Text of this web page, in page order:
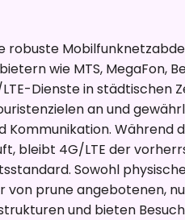
robuste
wie MTS, MegaFon,
Dienste in städtischen
an und
Kommunikation. Während
bleibt 4G/LTE der
Sowohl
von prune angebotenen,
und bieten